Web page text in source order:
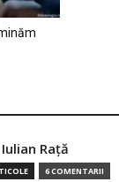
Raţă
6 COMENTARII